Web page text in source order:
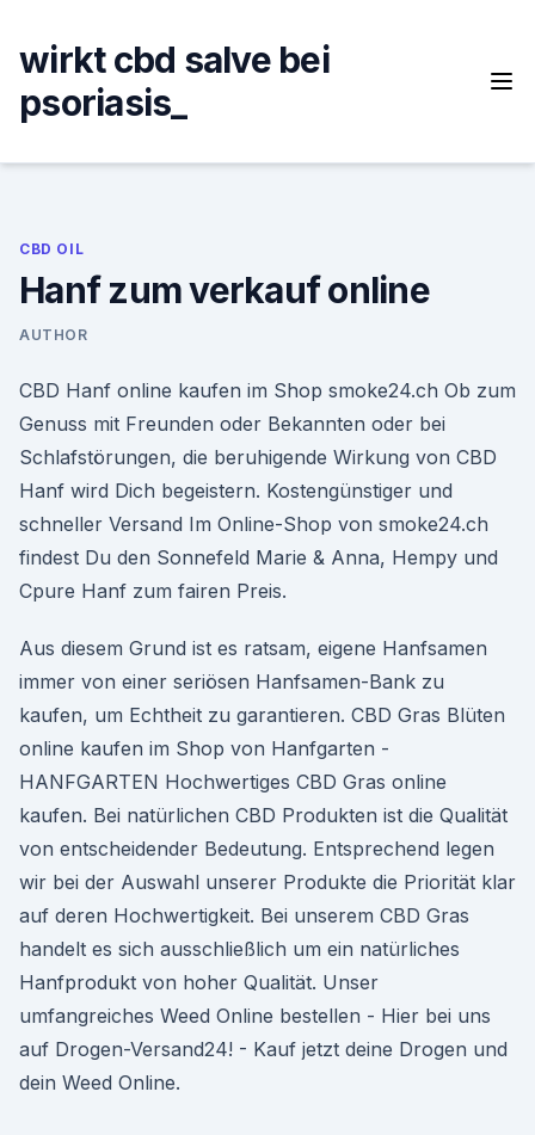
content
wirkt cbd salve bei
psoriasis_
CBD OIL
Hanf zum verkauf online
AUTHOR
CBD Hanf online kaufen im Shop smoke24.ch Ob zum
Genuss mit Freunden oder Bekannten oder bei
Schlafstörungen, die beruhigende Wirkung von CBD
Hanf wird Dich begeistern. Kostengünstiger und
schneller Versand Im Online-Shop von smoke24.ch
findest Du den Sonnefeld Marie & Anna, Hempy und
Cpure Hanf zum fairen Preis.
Aus diesem Grund ist es ratsam, eigene Hanfsamen
immer von einer seriösen Hanfsamen-Bank zu
kaufen, um Echtheit zu garantieren. CBD Gras Blüten
online kaufen im Shop von Hanfgarten -
HANFGARTEN Hochwertiges CBD Gras online
kaufen. Bei natürlichen CBD Produkten ist die Qualität
von entscheidender Bedeutung. Entsprechend legen
wir bei der Auswahl unserer Produkte die Priorität klar
auf deren Hochwertigkeit. Bei unserem CBD Gras
handelt es sich ausschließlich um ein natürliches
Hanfprodukt von hoher Qualität. Unser
umfangreiches Weed Online bestellen - Hier bei uns
auf Drogen-Versand24! - Kauf jetzt deine Drogen und
dein Weed Online.